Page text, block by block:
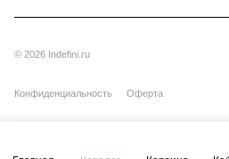
© 2026 Indefini.ru
Конфиденциальность Оферта